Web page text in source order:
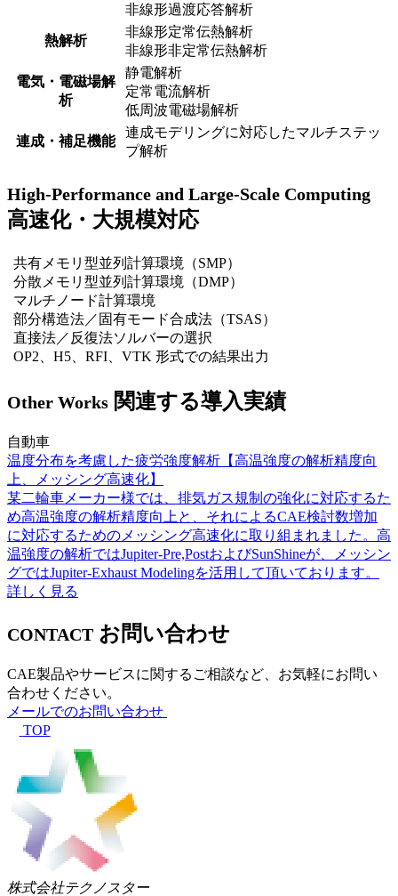
非線形過渡応答解析
熱解析
非線形定常伝熱解析
非線形非定常伝熱解析
電気・電磁場解
析
静電解析
定常電流解析
低周波電磁場解析
連成・補足機能
連成モデリングに対応したマルチステッ
プ解析
High-Performance and Large-Scale Computing
高速化・大規模対応
共有メモリ型並列計算環境（SMP）
分散メモリ型並列計算環境（DMP）
マルチノード計算環境
部分構造法／固有モード合成法（TSAS）
直接法／反復法ソルバーの選択
OP2、H5、RFI、VTK 形式での結果出力
Other Works 関連する導入実績
自動車
温度分布を考慮した疲労強度解析【高温強度の解析精度向
上、メッシング高速化】
某二輪車メーカー様では、排気ガス規制の強化に対応するた
め高温強度の解析精度向上と、それによるCAE検討数増加
に対応するためのメッシング高速化に取り組まれました。高
温強度の解析ではJupiter-Pre,PostおよびSunShineが、メッシン
グではJupiter-Exhaust Modelingを活用して頂いております。
詳しく見る
CONTACT お問い合わせ
CAE製品やサービスに関するご相談など、お気軽にお問い
合わせください。
メールでのお問い合わせ
TOP
株式会社テクノスター